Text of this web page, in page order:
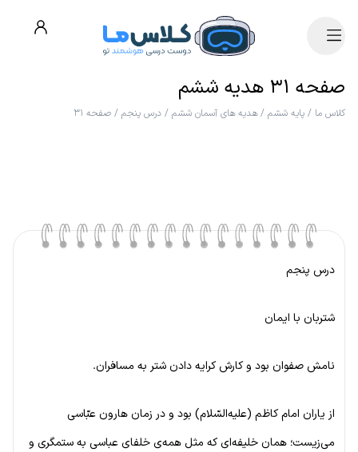
صفحه ۳۱ هدیه ششم
کلاس ما / پایه ششم /هدیه های آسمان ششم / درس پنجم / صفحه ۳۱
درس پنجم
شتربان با ایمان
نامش صفوان بود و کارش کرایه دادن شتر به مسافران.
از یاران امام کاظم (علیه‌السّلام) بود و در زمان هارون عبّاسی
می‌زیست؛ همان خلیفه‌ای که مثل همه‌ی خلفای عباسی به ستمگری و